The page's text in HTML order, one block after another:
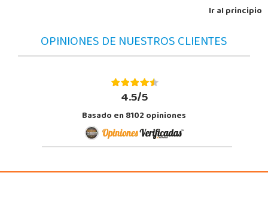
Ir al principio
OPINIONES DE NUESTROS CLIENTES
4.5/5
Basado en 8102 opiniones